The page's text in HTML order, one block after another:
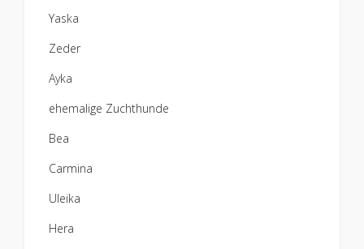
Yaska
Zeder
Ayka
ehemalige Zuchthunde
Bea
Carmina
Uleika
Hera